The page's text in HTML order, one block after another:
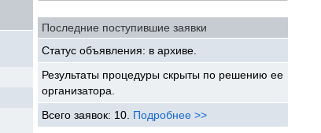
Последние поступившие заявки
Статус объявления: в архиве.
Результаты процедуры скрыты по решению ее
организатора.
Всего заявок: 10. Подробнее >>